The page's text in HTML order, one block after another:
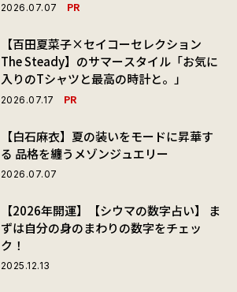
2026.07.07 PR
【百田夏菜子×セイコーセレクション
The Steady】のサマースタイル「お気に
入りのTシャツと最高の時計と。」
2026.07.17 PR
【白石麻衣】夏の装いをモードに昇華す
る 品格を纏うメゾンジュエリー
2026.07.07
【2026年開運】【シウマの数字占い】 ま
ずは自分の身のまわりの数字をチェッ
ク！
2025.12.13